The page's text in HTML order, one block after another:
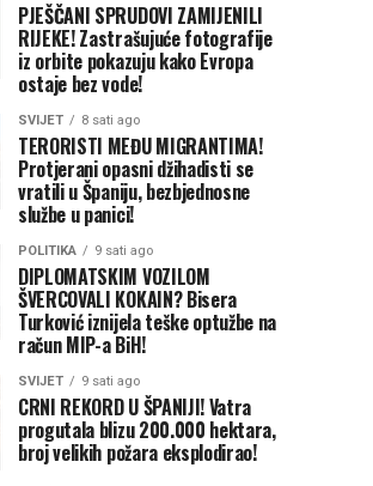
PJEŠČANI SPRUDOVI ZAMIJENILI
RIJEKE! Zastrašujuće fotografije
iz orbite pokazuju kako Evropa
ostaje bez vode!
SVIJET 8 sati ago
TERORISTI MEĐU MIGRANTIMA!
Protjerani opasni džihadisti se
vratili u Španiju, bezbjednosne
službe u panici!
POLITIKA 9 sati ago
DIPLOMATSKIM VOZILOM
ŠVERCOVALI KOKAIN? Bisera
Turković iznijela teške optužbe na
račun MIP-a BiH!
SVIJET 9 sati ago
CRNI REKORD U ŠPANIJI! Vatra
progutala blizu 200.000 hektara,
broj velikih požara eksplodirao!